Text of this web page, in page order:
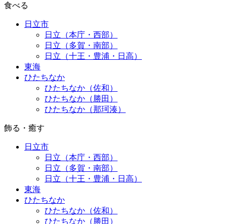
食べる
日立市
日立（本庁・西部）
日立（多賀・南部）
日立（十王・豊浦・日高）
東海
ひたちなか
ひたちなか（佐和）
ひたちなか（勝田）
ひたちなか（那珂湊）
飾る・癒す
日立市
日立（本庁・西部）
日立（多賀・南部）
日立（十王・豊浦・日高）
東海
ひたちなか
ひたちなか（佐和）
ひたちなか（勝田）